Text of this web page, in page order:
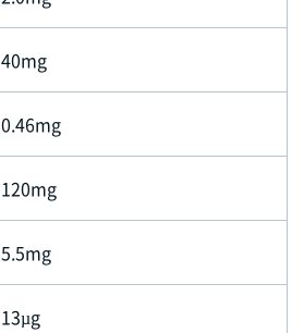
40mg
0.46mg
120mg
5.5mg
13µg